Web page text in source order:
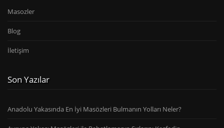
Masozler
Blog
İletişim
Son Yazılar
Anadolu Yakasında En İyi Masözleri Bulmanın Yolları Neler?